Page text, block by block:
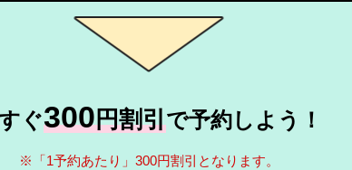
ぐ300円割引で予約しよう！
※「1予約あたり」300円割引となります。